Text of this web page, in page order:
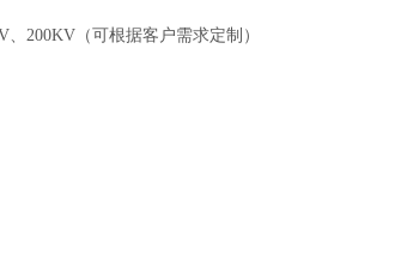
、200KV（可根据客户需求定制）